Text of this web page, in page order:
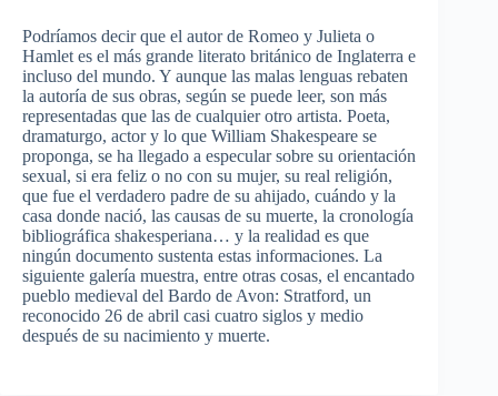
Podríamos decir que el autor de Romeo y Julieta o
Hamlet es el más grande literato británico de Inglaterra e
incluso del mundo. Y aunque las malas lenguas rebaten
la autoría de sus obras, según se puede leer, son más
representadas que las de cualquier otro artista. Poeta,
dramaturgo, actor y lo que William Shakespeare se
proponga, se ha llegado a especular sobre su orientación
sexual, si era feliz o no con su mujer, su real religión,
que fue el verdadero padre de su ahijado, cuándo y la
casa donde nació, las causas de su muerte, la cronología
bibliográfica shakesperiana… y la realidad es que
ningún documento sustenta estas informaciones. La
siguiente galería muestra, entre otras cosas, el encantado
pueblo medieval del Bardo de Avon: Stratford, un
reconocido 26 de abril casi cuatro siglos y medio
después de su nacimiento y muerte.